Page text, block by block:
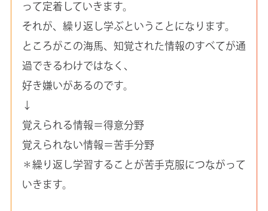
って定着していきます。
それが、繰り返し学ぶということになります。
ところがこの海馬、知覚された情報のすべてが通
過できるわけではなく、
好き嫌いがあるのです。
↓
覚えられる情報＝得意分野
覚えられない情報＝苦手分野
＊繰り返し学習することが苦手克服につながって
いきます。